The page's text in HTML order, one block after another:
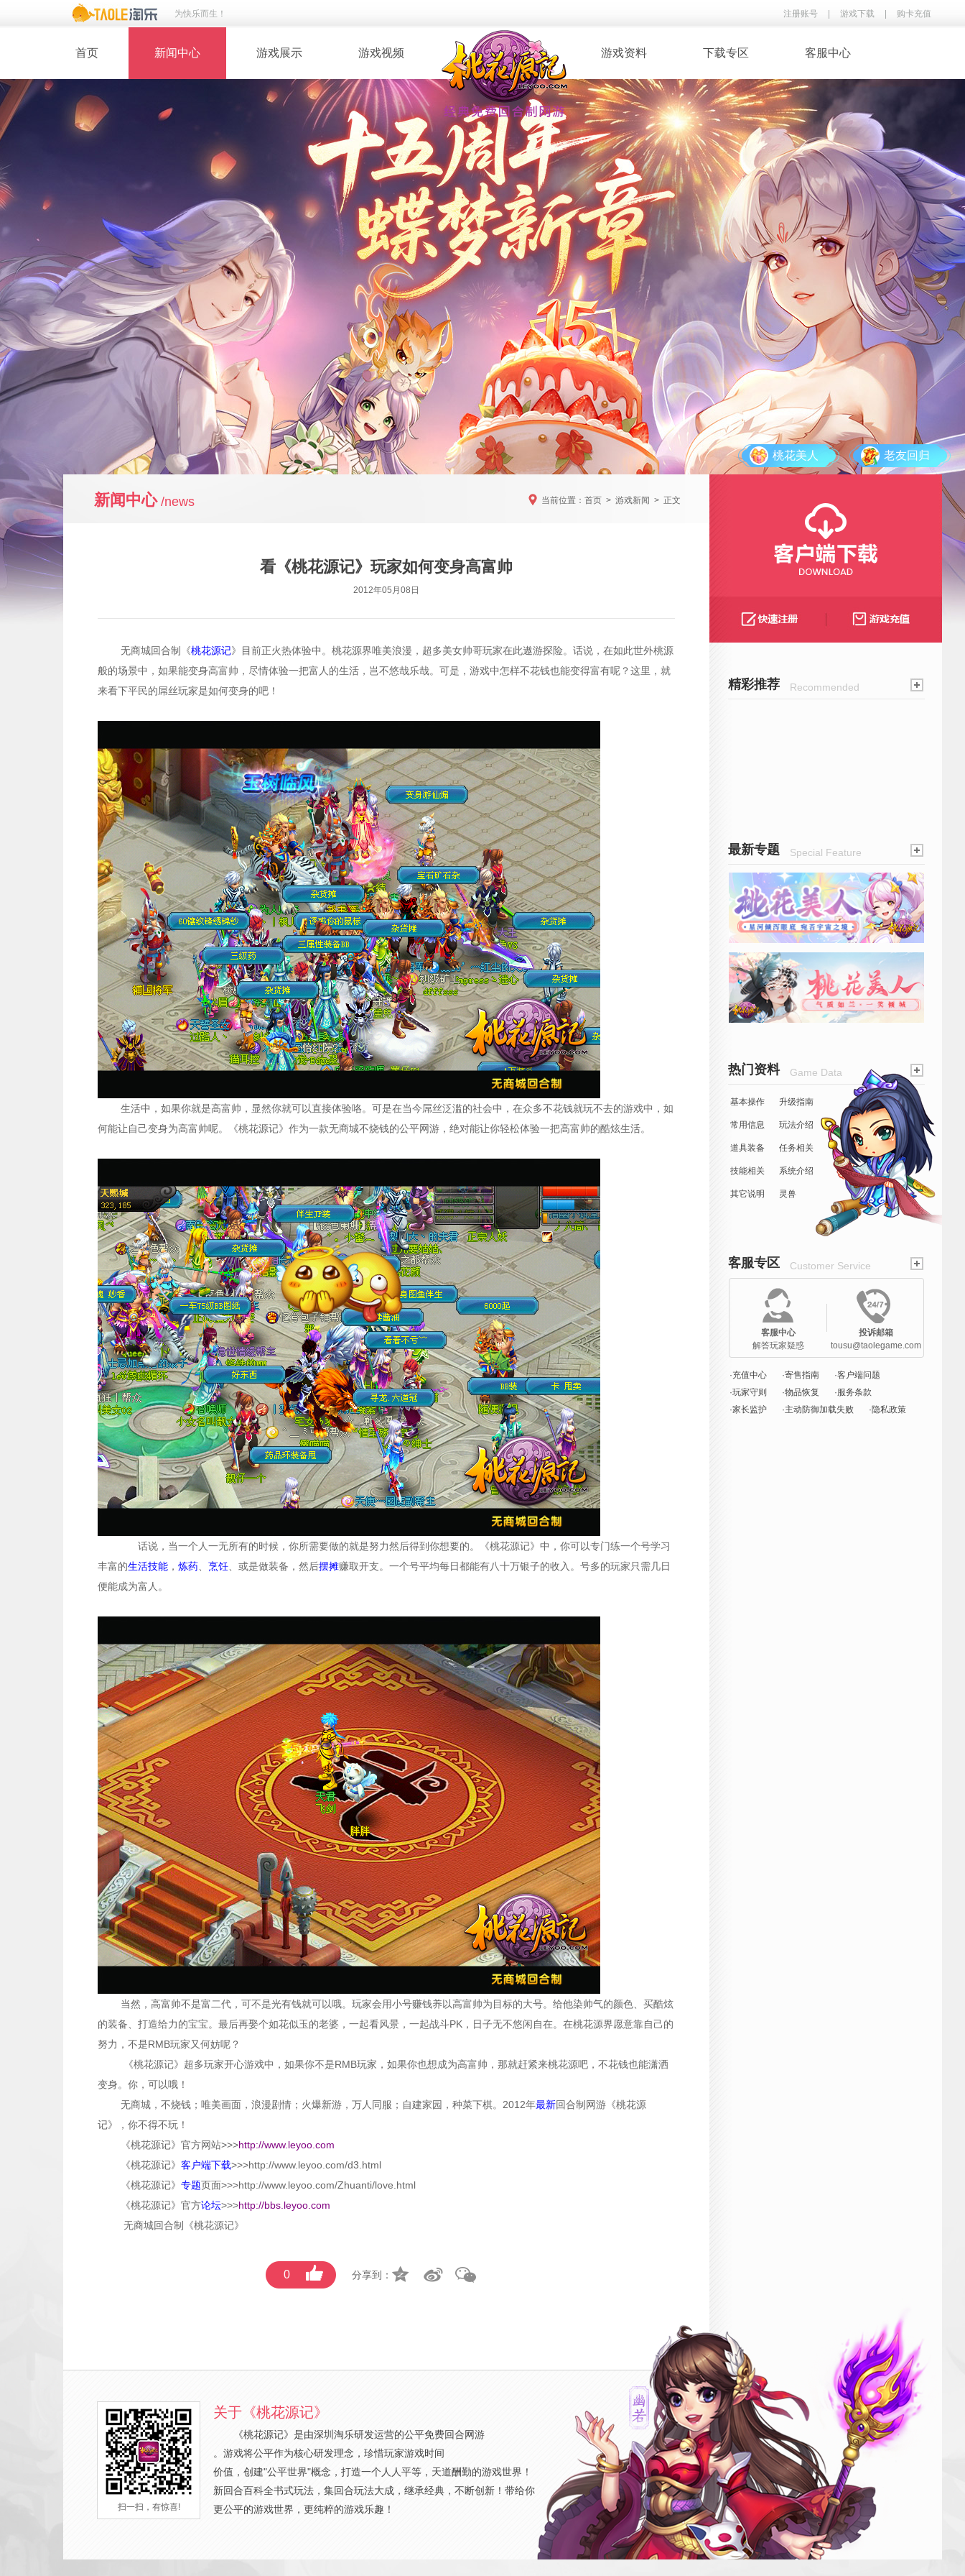
为快乐而生！ 注册账号 游戏下载 购卡充值
首页 新闻中心 游戏展示 游戏视频 客服中心
下载专区
游戏资料
· 维护公告
· 桃花美人
· 桃花服战
· 玩家自制
· 版本CG
· 解说视频
· 录像下载
· 游戏音乐
· 玩家翻唱
· 新手指南
· 资料攻略
· 召唤兽图鉴
老友回归
桃花美人
新闻中心 /news 当前位置： 首页 > 游戏新闻 > 正文
看《桃花源记》玩家如何变身高富帅
2012年05月08日
无商城回合制《桃花源记》目前正火热体验中。桃花源界唯美浪漫，超多美女帅哥玩家在此遨游探险。话说，在如此世外桃源
般的场景中，如果能变身高富帅，尽情体验一把富人的生活，岂不悠哉乐哉。可是，游戏中怎样不花钱也能变得富有呢？这里，就
来看下平民的屌丝玩家是如何变身的吧！
生活中，如果你就是高富帅，显然你就可以直接体验咯。可是在当今屌丝泛滥的社会中，在众多不花钱就玩不去的游戏中，如
何能让自己变身为高富帅呢。《桃花源记》作为一款无商城不烧钱的公平网游，绝对能让你轻松体验一把高富帅的酷炫生活。
话说，当一个人一无所有的时候，你所需要做的就是努力然后得到你想要的。《桃花源记》中，你可以专门练一个号学习
丰富的生活技能 ， 炼药 烹饪 、或是做装备，然后摆摊赚取开支。一个号平均每日都能有八十万银子的收入。号多的玩家只需几日
便能成为富人。
当然，高富帅不是富二代，可不是光有钱就可以哦。玩家会用小号赚钱养以高富帅为目标的大号。给他染帅气的颜色、买酷炫
的装备、打造给力的宝宝。最后再娶个如花似玉的老婆，一起看风景，一起战斗PK，日子无不悠闲自在。在桃花源界愿意靠自己的
努力，不是RMB玩家又何妨呢？
《桃花源记》超多玩家开心游戏中，如果你不是RMB玩家，如果你也想成为高富帅，那就赶紧来桃花源吧，不花钱也能潇洒
变身。你，可以哦！
无商城，不烧钱；唯美画面，浪漫剧情；火爆新游，万人同服；自建家园，种菜下棋。2012年最新回合制网游《桃花源
记》，你不得不玩！
《桃花源记》官方网站>>>http://www.leyoo.com
《桃花源记》 客户端下载>>>http://www.leyoo.com/d3.html
《桃花源记》 专题页面>>>http://www.leyoo.com/Zhuanti/love.html
《桃花源记》官方论坛>>>http://bbs.leyoo.com
无商城回合制《桃花源记》
0 分享到：
扫一扫，有惊喜!
关于《桃花源记》
《桃花源记》是由深圳淘乐研发运营的公平免费回合网游
。游戏将公平作为核心研发理念，珍惜玩家游戏时间
价值，创建"公平世界"概念，打造一个人人平等，天道酬勤的游戏世界！
新回合百科全书式玩法，集回合玩法大成，继承经典，不断创新！带给你
更公平的游戏世界，更纯粹的游戏乐趣！
精彩推荐 Recommended
最新专题 Special Feature
热门资料 Game Data
基本操作 升级指南
常用信息 玩法介绍
道具装备 任务相关
技能相关 系统介绍
其它说明 灵兽
客服专区 Customer Service
客服中心
解答玩家疑惑
投诉邮箱
tousu@taolegame.com
·充值中心 ·寄售指南
·客户端问题
·玩家守则
·物品恢复
·服务条款
·家长监护
·主动防御加载失败 ·隐私政策